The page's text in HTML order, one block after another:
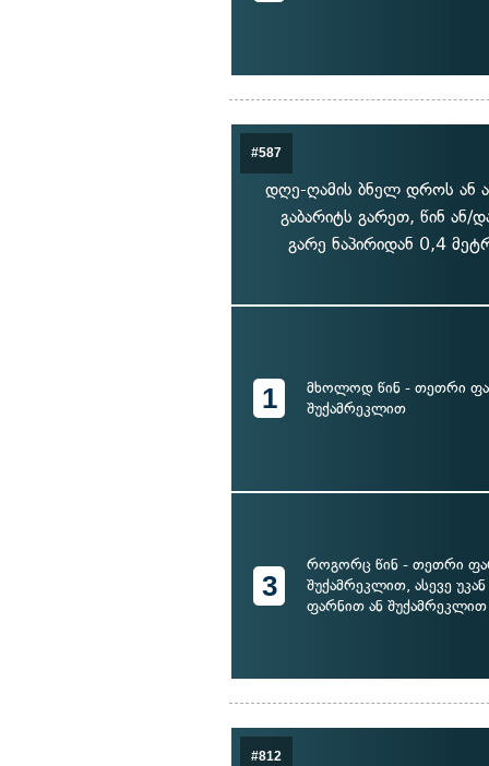
#587
დღე-ღამის ბნელ დროს ან
გაბარიტს გარეთ, წინ ან/
გარე ნაპირიდან 0,4
1
მხოლოდ წინ - თეთრი
შუქამრეკლით
3
როგორც წინ - თეთრი
შუქამრეკლით, ასევე
ფარნით ან შუქამრეკლით
#812